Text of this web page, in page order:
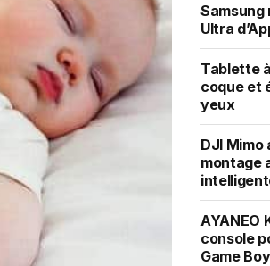
Samsung
Ultra
Tablette
coque et
yeux
DJI Mimo
montage
AYANEO
console
Game